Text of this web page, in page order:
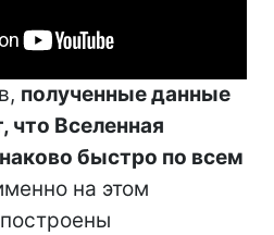
полученные данные
Вселенная
быстро по всем
на этом